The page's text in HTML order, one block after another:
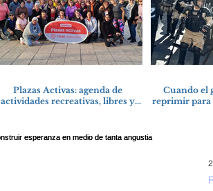
Plazas Activas: agenda de
actividades recreativas, libres y
Cuando el
reprimir para